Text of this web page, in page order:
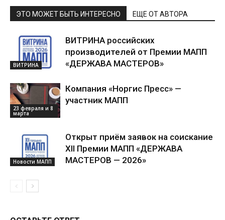
ЭТО МОЖЕТ БЫТЬ ИНТЕРЕСНО ЕЩЕ ОТ АВТОРА
ВИТРИНА
ВИТРИНА российских
производителей от Премии МАПП
«ДЕРЖАВА МАСТЕРОВ»
23 февраля и 8
марта
Компания «Норгис Пресс» —
участник МАПП
Новости МАПП
Открыт приём заявок на соискание
XII Премии МАПП «ДЕРЖАВА
МАСТЕРОВ — 2026»